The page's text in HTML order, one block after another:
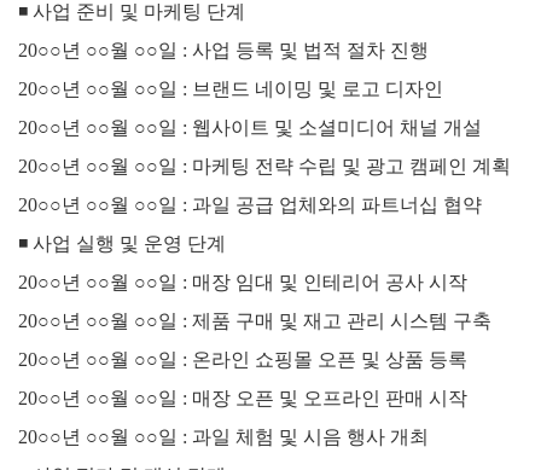
◾ 사업 준비 및 마케팅 단계
20○○년 ○○월 ○○일 : 사업 등록 및 법적 절차 진행
20○○년 ○○월 ○○일 : 브랜드 네이밍 및 로고 디자인
20○○년 ○○월 ○○일 : 웹사이트 및 소셜미디어 채널 개설
20○○년 ○○월 ○○일 : 마케팅 전략 수립 및 광고 캠페인 계획
20○○년 ○○월 ○○일 : 과일 공급 업체와의 파트너십 협약
◾ 사업 실행 및 운영 단계
20○○년 ○○월 ○○일 : 매장 임대 및 인테리어 공사 시작
20○○년 ○○월 ○○일 : 제품 구매 및 재고 관리 시스템 구축
20○○년 ○○월 ○○일 : 온라인 쇼핑몰 오픈 및 상품 등록
20○○년 ○○월 ○○일 : 매장 오픈 및 오프라인 판매 시작
20○○년 ○○월 ○○일 : 과일 체험 및 시음 행사 개최